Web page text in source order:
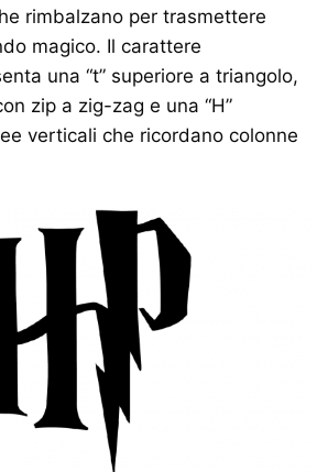
rimbalzano per trasmettere
magico. Il carattere
una “t” superiore a triangolo,
zip a zig-zag e una “H”
verticali che ricordano colonne